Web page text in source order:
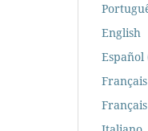
English
Español